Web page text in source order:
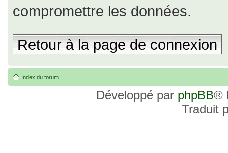
compromettre les données.
Retour à la page de connexion
Index du forum
Développé par phpBB®
Traduit